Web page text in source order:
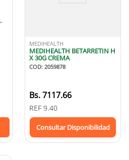
MEDIHEALTH
MEDIHEALTH BETARRETIN H
X 30G CREMA
COD: 2059878
Bs.7117.66
REF 9.40
Consultar Disponibilidad